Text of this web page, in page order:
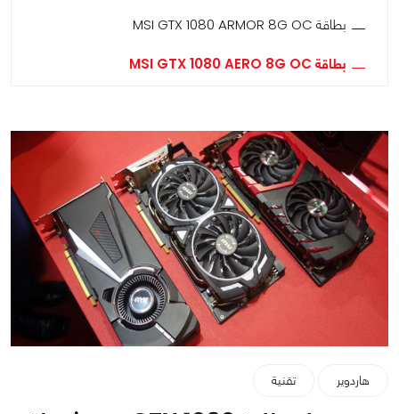
بطاقة MSI GTX 1080 ARMOR 8G OC
بطاقة MSI GTX 1080 AERO 8G OC
هاردوير تقنية